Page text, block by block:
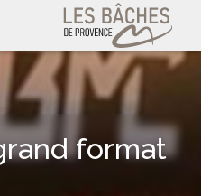
format